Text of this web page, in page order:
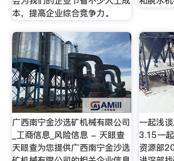
本，提高企业综合竞争力。
广西南宁金沙选矿机械有限公司
_工商信息_风险信息 - 天眼查
天眼查为您提供广西南宁金沙选
一起浅
3.15一
资源部